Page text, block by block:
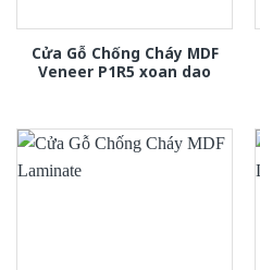
Cửa Gỗ Chống Cháy MDF
Veneer P1R5 xoan dao